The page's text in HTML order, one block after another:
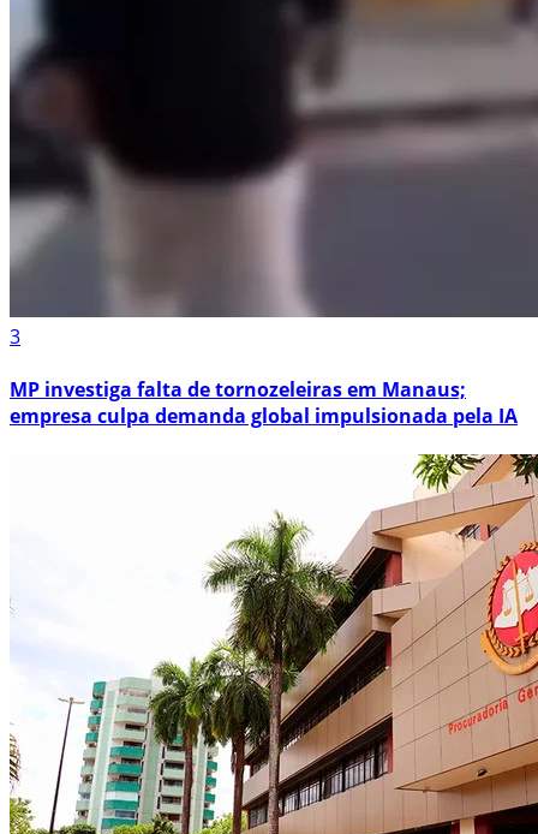
3
MP investiga falta de tornozeleiras em Manaus;
empresa culpa demanda global impulsionada pela IA